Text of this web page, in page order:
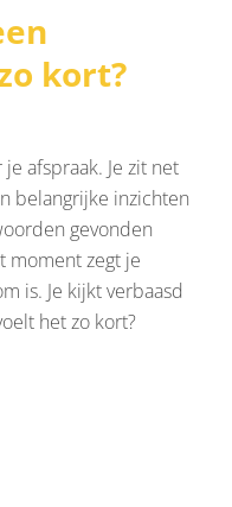
kort?
afspraak. Je zit net
belangrijke inzichten
gevonden
moment zegt je
is. Je kijkt verbaasd
het zo kort?